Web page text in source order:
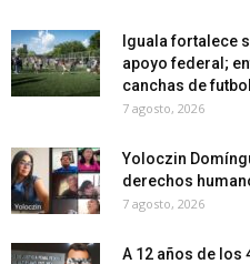
Iguala fortalece
apoyo federal;
canchas de
7 agosto, 2026
Yoloczin
derechos
7 agosto, 2026
A 12 años de los